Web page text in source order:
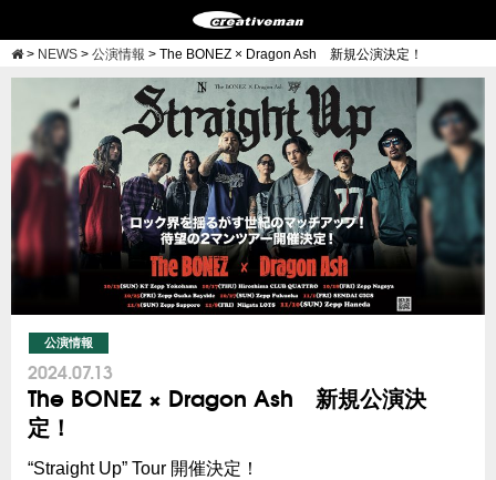
> NEWS > 公演情報 > The BONEZ × Dragon Ash 新規公演決定！
公演情報
2024.07.13
The BONEZ × Dragon Ash 新規公演決
定！
“Straight Up” Tour 開催決定！